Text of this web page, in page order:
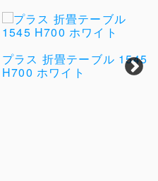
プラス 折畳テーブル 1545
H700 ホワイト